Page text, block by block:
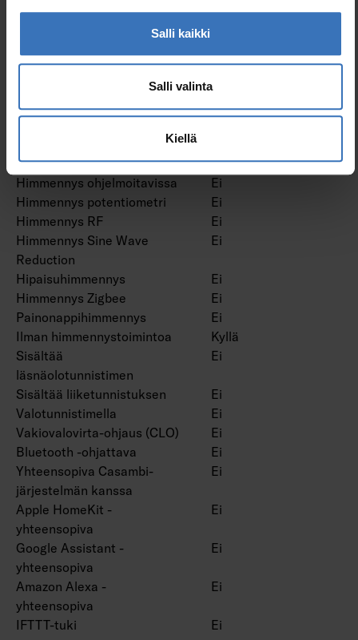
Salli kaikki
Salli valinta
Kiellä
Himmennys LineSwitch
Ei
Himmennys
Ei
Himmennys laskevan
Ei
reunan ohjaus
Himmennys ohjelmoitavissa
Ei
Himmennys potentiometri
Ei
Himmennys RF
Ei
Himmennys Sine Wave
Reduction
Ei
Hipaisuhimmennys
Ei
Himmennys Zigbee
Ei
Painonappihimmennys
Ei
Ilman himmennystoimintoa
Kyllä
Sisältää
läsnäolotunnistimen
Ei
Sisältää liiketunnistuksen
Ei
Valotunnistimella
Ei
Vakiovalovirta-ohjaus (CLO)
Ei
Bluetooth -ohjattava
Ei
Yhteensopiva Casambi-
järjestelmän kanssa
Ei
Apple HomeKit -
yhteensopiva
Ei
Google Assistant -
yhteensopiva
Ei
Amazon Alexa -
yhteensopiva
Ei
IFTTT-tuki Ei